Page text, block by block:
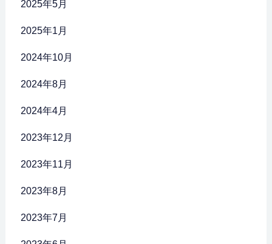
2025年5月
2025年1月
2024年10月
2024年8月
2024年4月
2023年12月
2023年11月
2023年8月
2023年7月